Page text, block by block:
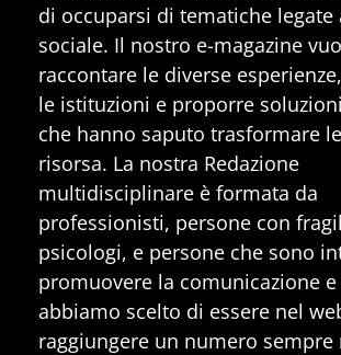
di occuparsi di tematiche legate
sociale. Il nostro e-magazine
raccontare le diverse
le istituzioni e proporre
che hanno saputo trasformare
risorsa. La nostra Redazione
multidisciplinare è formata da
professionisti, persone con
psicologi, e persone che sono
promuovere la comunicazione
abbiamo scelto di essere nel
raggiungere un numero sempre